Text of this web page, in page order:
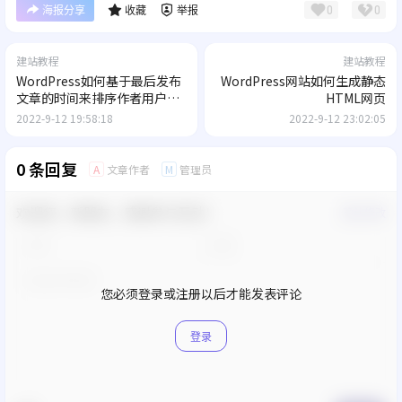
海报分享 收藏 举报 0 0
建站教程
WordPress如何基于最后发布
文章的时间来排序作者用户列
表
2022-9-12 19:58:18
建站教程
WordPress网站如何生成静态
HTML网页
2022-9-12 23:02:05
0 条回复 A 文章作者 M 管理员
您必须登录或注册以后才能发表评论
登录